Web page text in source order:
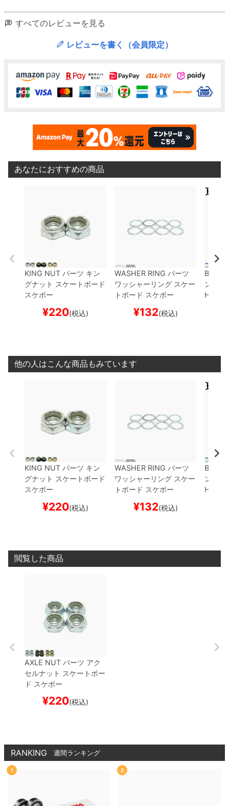
すべてのレビューを見る
レビューを書く（会員限定）
あなたにおすすめの商品
KING NUT パーツ キン
グナット スケートボード
スケボー
¥220(税込)
WASHER RING パーツ
ワッシャーリング スケー
トボード スケボー
¥132(税込)
ンズ
他の人はこんな商品もみています
KING NUT パーツ キン
グナット スケートボード
スケボー
¥220(税込)
WASHER RING パーツ
ワッシャーリング スケー
トボード スケボー
¥132(税込)
ンズ
閲覧した商品
AXLE NUT パーツ アク
セルナット スケートボー
ド スケボー
¥220(税込)
RANKING 週間ランキング
1 2